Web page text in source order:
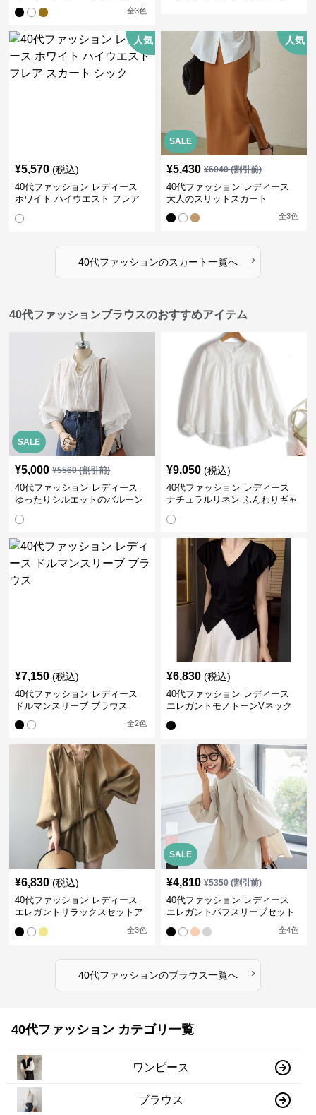
全3色
人気
¥5,570 (税込)
40代ファッション レディース
ホワイト ハイウエスト フレア
SALE
人気
¥5,430 ¥6040(割引前)
40代ファッション レディース
大人のスリットスカート
全3色
40代ファッションのスカート一覧へ ›
40代ファッションブラウスのおすすめアイテム
SALE
¥5,000 ¥5560(割引前)
40代ファッション レディース
ゆったりシルエットのバルーン
¥9,050 (税込)
40代ファッション レディース
ナチュラルリネン ふんわりギャ
¥7,150 (税込)
40代ファッション レディース
ドルマンスリーブ ブラウス
全2色
¥6,830 (税込)
40代ファッション レディース
エレガントモノトーンVネック
¥6,830 (税込)
40代ファッション レディース
エレガントリラックスセットア
全3色
SALE
¥4,810 ¥5350(割引前)
40代ファッション レディース
エレガントパフスリーブセット
全4色
40代ファッションのブラウス一覧へ ›
40代ファッション カテゴリ一覧
ワンピース
ブラウス